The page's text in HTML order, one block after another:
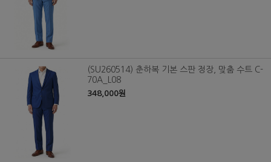
(SU260514) 춘하복 기본 스판 정장, 맞춤 수트 C-
70A_L08
348,000원